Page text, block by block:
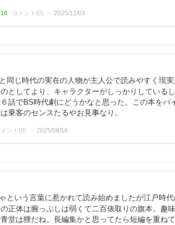
コメント(0) 2025/11/03
同じ時代の実在の人物が主人公で読みやすく現
としてより、キャラクターがしっかりしている
話でBS時代劇にどうかなと思った。この本をバ
乗客のセンスたるやお見事なり。
メント(0) 2025/08/16
という言葉に惹かれて読み始めましたが江戸時
正体は腕っぷしは弱くて二百俵取りの旗本。趣
堂は狸だね。長編集かと思ってたら短編を重ね